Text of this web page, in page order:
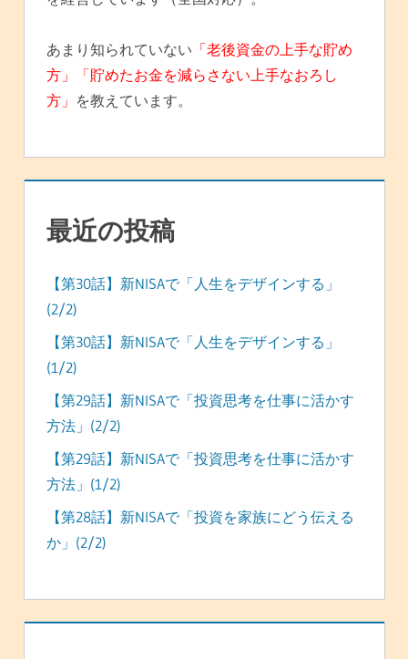
あまり知られていない 「老後資金の上手な貯め
方」「貯めたお金を減らさない上手なおろし
方」 を教えています。
最近の投稿
【第30話】新NISAで「人生をデザインする」
(2/2)
【第30話】新NISAで「人生をデザインする」
(1/2)
【第29話】新NISAで「投資思考を仕事に活かす
方法」(2/2)
【第29話】新NISAで「投資思考を仕事に活かす
方法」(1/2)
【第28話】新NISAで「投資を家族にどう伝える
か」(2/2)